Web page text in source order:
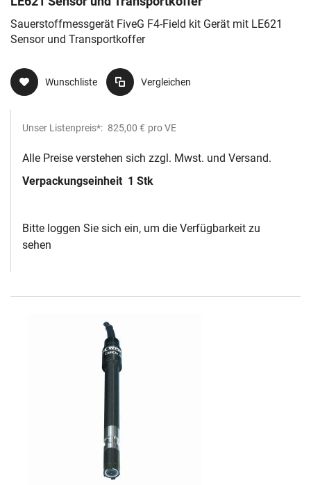
Sauerstoffmessgerät FiveG F4-Field kit Gerät mit LE621
Sensor und Transportkoffer
Wunschliste Vergleichen
Unser Listenpreis*: 825,00 € pro VE
Alle Preise verstehen sich zzgl. Mwst. und Versand.
Verpackungseinheit 1 Stk
Bitte loggen Sie sich ein, um die Verfügbarkeit zu
sehen